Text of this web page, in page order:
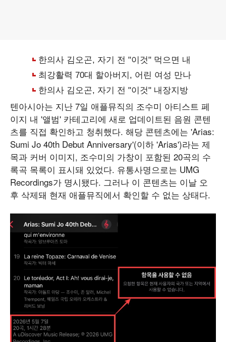
텐아시아는 지난 7일 애플뮤직의 조수미 아티스트 페
이지 내 '앨범' 카테고리에 새로 업데이트된 음원 콘텐
츠를 직접 확인하고 청취했다. 해당 콘텐츠에는 'Arias:
Sumi Jo 40th Debut Anniversary'(이하 'Arias')라는 제
목과 커버 이미지, 조수미의 가창이 포함된 20곡의 수
록곡 목록이 표시돼 있었다. 유통사명으로는 UMG
Recordings가 명시됐다. 그러나 이 콘텐츠는 이날 오
후 삭제돼 현재 애플뮤직에서 확인할 수 없는 상태다.